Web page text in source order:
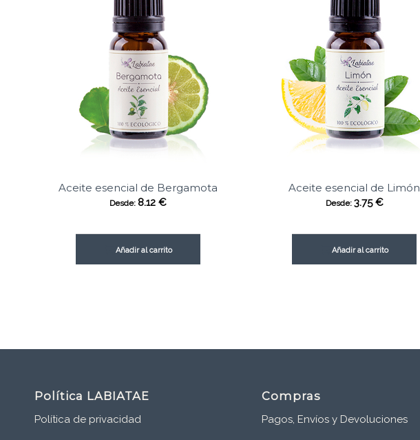
Aceite esencial de Bergamota
Desde: 8.12€
Añadir al carrito
Aceite esencial de Limón
Desde: 3.75€
Añadir al carrito
Política LABIATAE
Política de privacidad
Compras
Pagos, Envíos y Devoluciones